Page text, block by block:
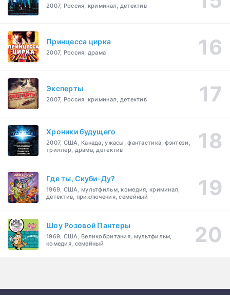
2007, Россия, криминал, детектив
Принцесса цирка
2007, Россия, драма
Эксперты
2007, Россия, криминал, детектив
Хроники будущего
2007, США, Канада, ужасы, фантастика, фэнтези,
триллер, драма, детектив
Где ты, Скуби-Ду?
1969, США, мультфильм, комедия, криминал,
детектив, приключения, семейный
Шоу Розовой Пантеры
1969, США, Великобритания, мультфильм,
комедия, семейный